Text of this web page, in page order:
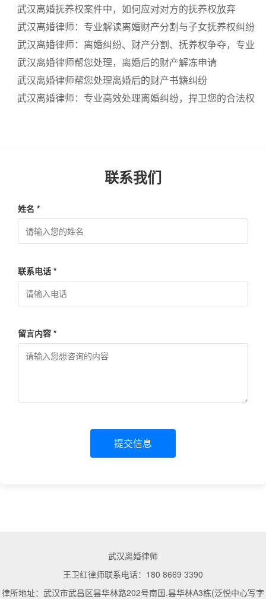
武汉离婚抚养权案件中，如何应对对方的抚养权放弃
武汉离婚律师：专业解读离婚财产分割与子女抚养权纠纷
武汉离婚律师：离婚纠纷、财产分割、抚养权争夺，专业
律师一对一咨询
武汉离婚律师帮您处理，离婚后的财产解冻申请
武汉离婚律师帮您处理离婚后的财产书籍纠纷
武汉离婚律师：专业高效处理离婚纠纷，捍卫您的合法权
联系我们
姓名 *
联系电话 *
留言内容 *
提交信息
武汉离婚律师
王卫红律师联系电话：180 8669 3390
律所地址：武汉市武昌区昙华林路202号南国.昙华林A3栋(泛悦中心写字